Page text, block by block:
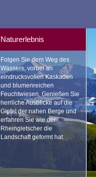
Naturerlebnis
Folgen Sie dem Weg des
Wassers, vorbei an
eindrucksvollen Kaskaden
und blumenreichen
Feuchtwiesen. Genießen Sie
herrliche Ausblicke auf die
Gipfel der nahen Berge und
erfahren Sie wie der
Rheingletscher die
Landschaft geformt hat.